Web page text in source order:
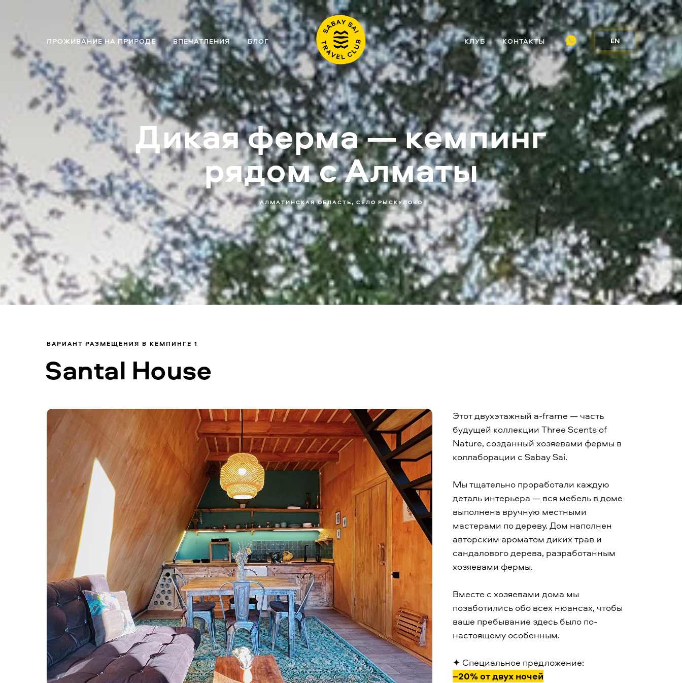
ПРОЖИВАНИЕ НА ПРИРОДЕ ВПЕЧАТЛЕНИЯ БЛОГ КЛУБ КОНТАКТЫ EN
Дикая ферма — кемпинг
рядом с Алматы
АЛМАТИНСКАЯ ОБЛАСТЬ, СЕЛО РЫСКУЛОВО
Santal House
ВАРИАНТ РАЗМЕЩЕНИЯ В КЕМПИНГЕ 1
Этот двухэтажный a-frame — часть
будущей коллекции Three Scents of
Nature, созданный хозяевами фермы в
коллаборации с Sabay Sai.
Мы тщательно проработали каждую
деталь интерьера — вся мебель в доме
выполнена вручную местными
мастерами по дереву. Дом наполнен
авторским ароматом диких трав и
сандалового дерева, разработанным
хозяевами фермы.
Вместе с хозяевами дома мы
позаботились обо всех нюансах, чтобы
ваше пребывание здесь было по-
настоящему особенным.
✦ Специальное предложение:
–20% от двух ночей